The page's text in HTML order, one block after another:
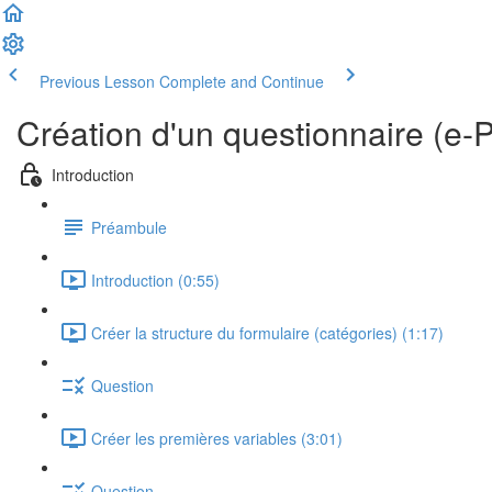
Previous Lesson Complete and Continue
Création d'un questionnaire (e-
Introduction
Préambule
Introduction (0:55)
Créer la structure du formulaire (catégories) (1:17)
Question
Créer les premières variables (3:01)